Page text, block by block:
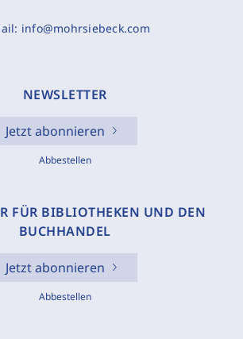
info@mohrsiebeck.com
NEWSLETTER
Jetzt abonnieren
Abbestellen
FÜR BIBLIOTHEKEN UND DEN
BUCHHANDEL
Jetzt abonnieren
Abbestellen